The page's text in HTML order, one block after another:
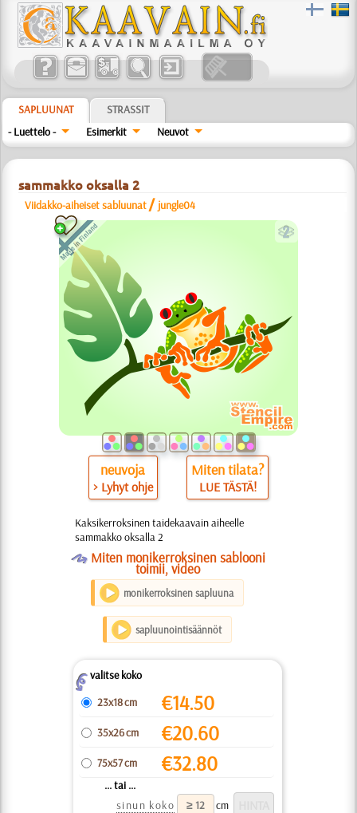
SAPLUUNAT
STRASSIT
- Luettelo -
Esimerkit Neuvot
sammakko oksalla 2
Viidakko-aiheiset sabluunat / jungle04
b
neuvoja
> Lyhyt ohje
Miten tilata?
LUE TÄSTÄ!
Kaksikerroksinen taidekaavain aiheelle
sammakko oksalla 2
OMiten monikerroksinen sablooni
toimii, video
monikerroksinen sapluuna
sapluunointisäännöt
Zvalitse koko
23x18 cm
€14.50
35x26 cm €20.60
75x57 cm €32.80
... tai ...
sinun koko
cm